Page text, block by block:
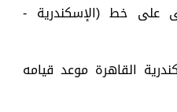
على خط (الإسكندرية -
الإسكندرية القاهرة موعد قيامه